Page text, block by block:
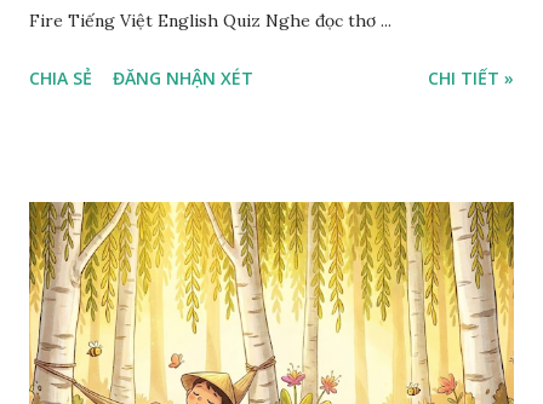
Fire Tiếng Việt English Quiz Nghe đọc thơ ...
CHIA SẺ ĐĂNG NHẬN XÉT CHI TIẾT »